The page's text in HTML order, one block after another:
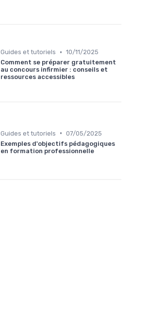
Guides et tutoriels • 10/11/2025
Comment se préparer gratuitement
au concours infirmier : conseils et
ressources accessibles
Guides et tutoriels • 07/05/2025
Exemples d'objectifs pédagogiques
en formation professionnelle